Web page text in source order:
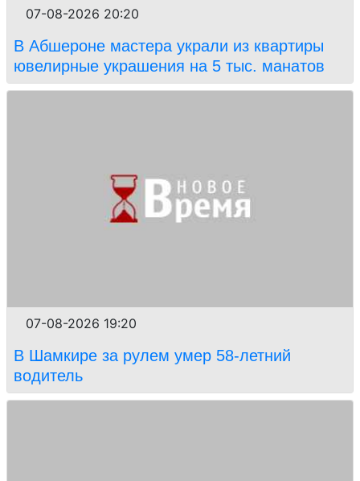
07-08-2026 20:20
В Абшероне мастера украли из квартиры
ювелирные украшения на 5 тыс. манатов
07-08-2026 19:20
В Шамкире за рулем умер 58-летний
водитель